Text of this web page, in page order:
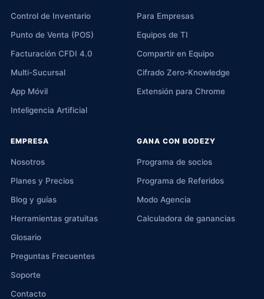
Control de Inventario
Punto de Venta (POS)
Facturación CFDI 4.0
Multi-Sucursal
App Móvil
Inteligencia Artificial
Para Empresas
Equipos de TI
Compartir en Equipo
Cifrado Zero-Knowledge
Extensión para Chrome
EMPRESA
Nosotros
Planes y Precios
Blog y guías
Herramientas gratuitas
Glosario
Preguntas Frecuentes
Soporte
Contacto
GANA CON BODEZY
Programa de socios
Programa de Referidos
Modo Agencia
Calculadora de ganancias